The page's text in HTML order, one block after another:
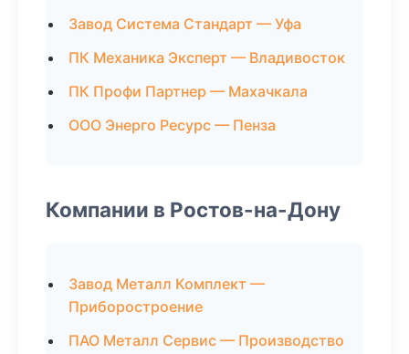
Завод Система Стандарт — Уфа
ПК Механика Эксперт — Владивосток
ПК Профи Партнер — Махачкала
ООО Энерго Ресурс — Пенза
Компании в Ростов-на-Дону
Завод Металл Комплект —
Приборостроение
ПАО Металл Сервис — Производство